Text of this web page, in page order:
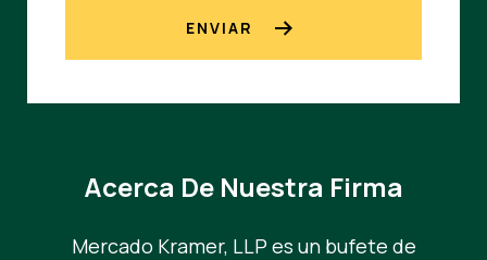
ENVIAR
Acerca De Nuestra Firma
Mercado Kramer, LLP es un bufete de